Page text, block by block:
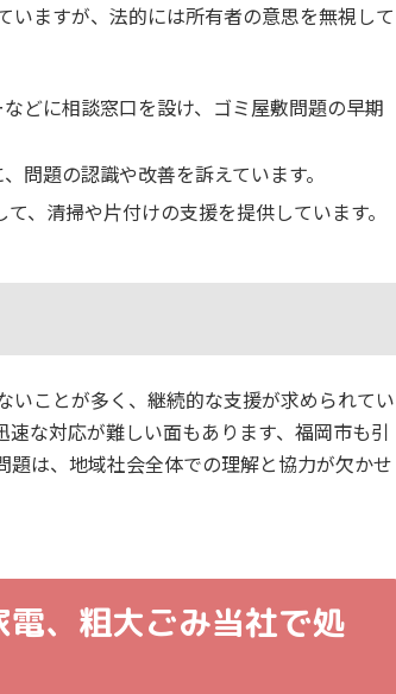
いますが、法的には所有者の意思を無視して
どに相談窓口を設け、ゴミ屋敷問題の早期
問題の認識や改善を訴えています。
、清掃や片付けの支援を提供しています。
いことが多く、継続的な支援が求められてい
な対応が難しい面もあります、福岡市も引
題は、地域社会全体での理解と協力が欠かせ
、粗大ごみ当社で処